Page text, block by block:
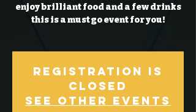
enjoy brilliant food and a few drinks
this is a must go event for you!
Registration is
Closed
See other events